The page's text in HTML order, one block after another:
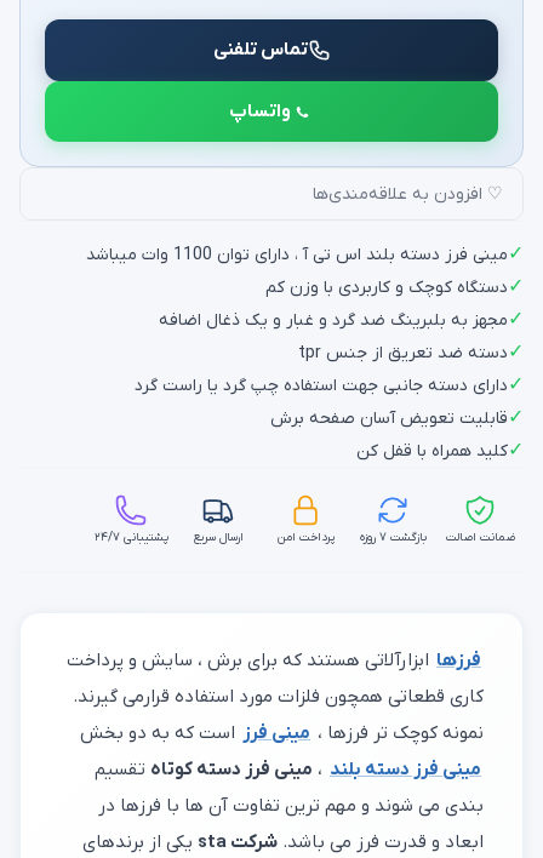
تماس تلفنی
واتساپ
♡ افزودن به علاقه‌مندی‌ها
✓مینی فرز دسته بلند اس تی آ ، دارای توان 1100 وات میباشد
✓دستگاه کوچک و کاربردی با وزن کم
✓مجهز به بلبرینگ ضد گرد و غبار و یک ذغال اضافه
✓دسته ضد تعریق از جنس tpr
✓دارای دسته جانبی جهت استفاده چپ گرد یا راست گرد
✓قابلیت تعویض آسان صفحه برش
✓کلید همراه با قفل کن
ضمانت اصالت بازگشت ۷ روزه پرداخت امن ارسال سریع پشتیبانی ۲۴/۷
فرزها ابزارآلاتی هستند که برای برش ، سایش و پرداخت
کاری قطعاتی همچون فلزات مورد استفاده قرارمی گیرند.
نمونه کوچک تر فرزها ، مینی فرز است که به دو بخش
مینی فرز دسته بلند ، مینی فرز دسته کوتاه تقسیم
بندی می شوند و مهم ترین تفاوت آن ها با فرزها در
ابعاد و قدرت فرز می باشد. شرکت sta
یکی از برندهای